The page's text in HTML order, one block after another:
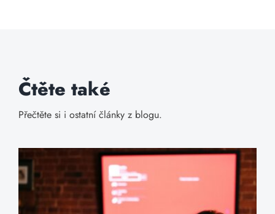
Čtěte také
Přečtěte si i ostatní články z blogu.